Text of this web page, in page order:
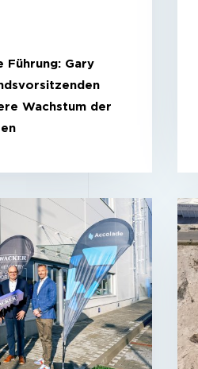
Führung: Gary
Wachstum der